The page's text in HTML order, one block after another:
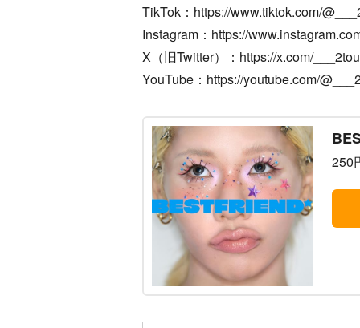
TikTok：https://www.tiktok.com/
Instagram：https://
X（旧Twitter）：https://x.com/
YouTube：https://youtube.com/
250